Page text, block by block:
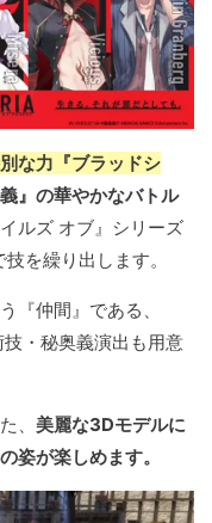
な力『ブラッドシ
』の華やかなバトル
ルズ オブ』シリーズ
を繰り出します。
『仲間』である、
技・秘奥義演出も用意
、 美麗な3Dモデルに
姿が楽しめます。